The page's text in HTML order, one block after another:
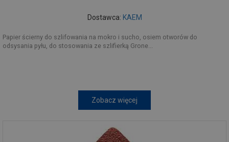
Dostawca: KAEM
Papier ścierny do szlifowania na mokro i sucho, osiem otworów do
odsysania pyłu, do stosowania ze szlifierką Grone...
Zobacz więcej